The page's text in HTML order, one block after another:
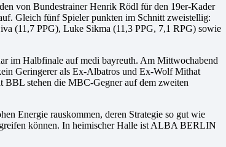
von Bundestrainer Henrik Rödl für den 19er-Kader
Gleich fünf Spieler punkten im Schnitt zweistellig:
(11,7 PPG), Luke Sikma (11,3 PPG, 7,1 RPG) sowie
im Halbfinale auf medi bayreuth. Am Mittwochabend
Geringerer als Ex-Albatros und Ex-Wolf Mithat
BBL stehen die MBC-Gegner auf dem zweiten
Energie rauskommen, deren Strategie so gut wie
können. In heimischer Halle ist ALBA BERLIN